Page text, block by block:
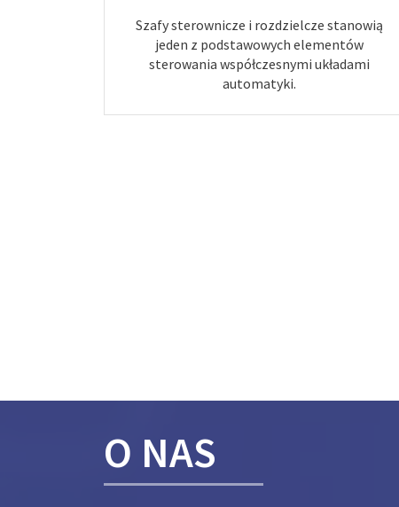
Szafy sterownicze i rozdzielcze stanowią
jeden z podstawowych elementów
sterowania współczesnymi układami
automatyki.
O NAS